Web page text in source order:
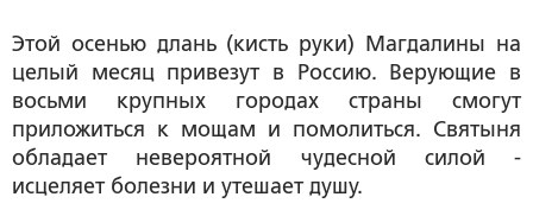
Этой осенью длань (кисть руки) Магдалины на
целый месяц привезут в Россию. Верующие в
восьми крупных городах страны смогут
приложиться к мощам и помолиться. Святыня
обладает невероятной чудесной силой -
исцеляет болезни и утешает душу.